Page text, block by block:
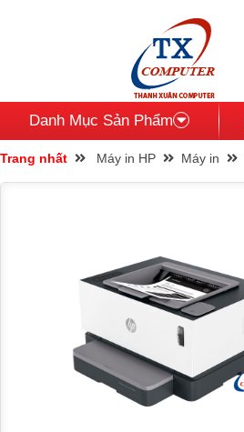
Danh Mục Sản Phẩm
Trang nhất Máy in HP Máy in